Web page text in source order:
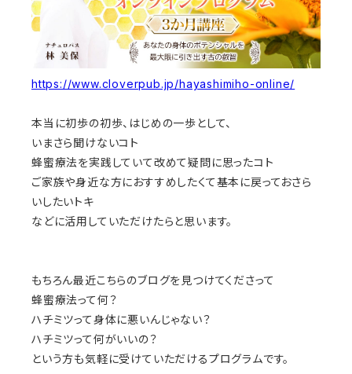
https://www.cloverpub.jp/hayashimiho-online/
本当に初歩の初歩、はじめの一歩として、
いまさら聞けないコト
蜂蜜療法を実践していて改めて疑問に思ったコト
ご家族や身近な方におすすめしたくて基本に戻っておさら
いしたいトキ
などに活用していただけたらと思います。
もちろん最近こちらのブログを見つけてくださって
蜂蜜療法って何？
ハチミツって身体に悪いんじゃない？
ハチミツって何がいいの？
という方も気軽に受けていただけるプログラムです。